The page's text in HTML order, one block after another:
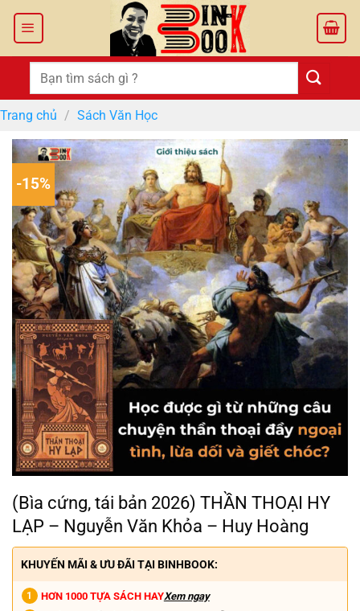
Tìm
kiếm:
Trang chủ / Sách Văn Học
-15%
(Bìa cứng, tái bản 2026) THẦN THOẠI HY
LẠP – Nguyễn Văn Khỏa – Huy Hoàng
KHUYẾN MÃI & ƯU ĐÃI TẠI BINHBOOK:
HƠN 1000 TỰA SÁCH HAYXem ngay